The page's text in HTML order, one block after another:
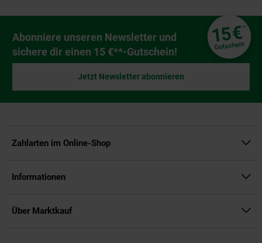
Newsletter Anmeldung
Abonniere unseren Newsletter und
sichere dir einen 15 €**-Gutschein!
15€**
Gutschein
Jetzt Newsletter abonnieren
Zahlarten im Online-Shop
Informationen
Über Marktkauf